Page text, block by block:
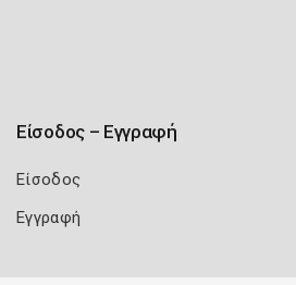
Είσοδος – Εγγραφή
Είσοδος
Εγγραφή